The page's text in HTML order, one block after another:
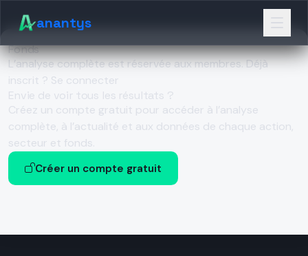
anantys
Fonds
L’analyse complète est réservée aux membres.Déjà
inscrit ? Se connecter
Envie de voir tous les résultats ?
Créez un compte gratuit pour accéder à l’analyse
complète, à l’actualité et aux données de chaque action,
secteur et fonds.
Créer un compte gratuit